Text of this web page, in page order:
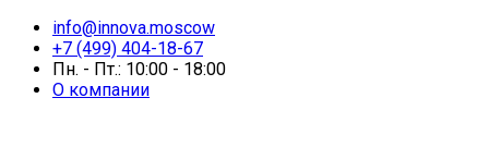
info@innova.moscow
+7 (499) 404-18-67
Пн. - Пт.: 10:00 - 18:00
О компании